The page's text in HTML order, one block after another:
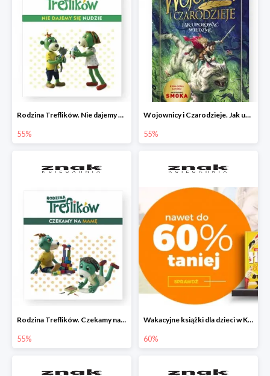
Rodzina Treflików. Nie dajemy się nudzie!
55%
Wojownicy i Czarodzieje. Jak upolować wiedźmę
55%
Rodzina Treflików. Czekamy na mamę
55%
Wakacyjne książki dla dzieci w Księgarni Znak do -60%
60%